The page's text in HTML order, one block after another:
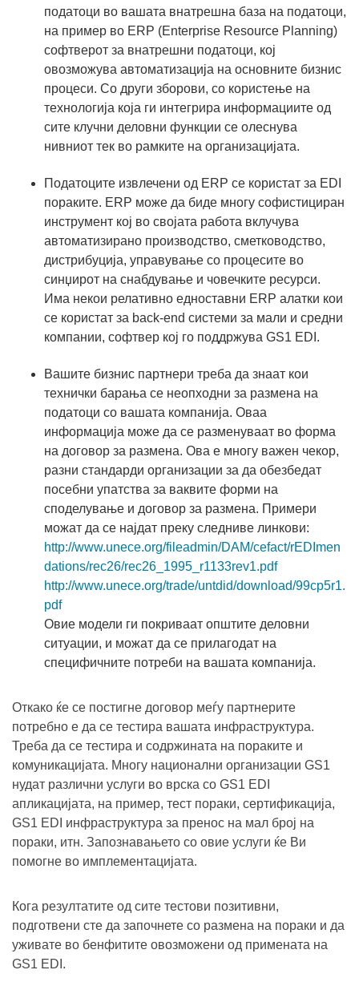
податоци во вашата внатрешна база на податоци,
на пример во ERP (Enterprise Resource Planning)
софтверот за внатрешни податоци, кој
овозможува автоматизација на основните бизнис
процеси. Со други зборови, со користење на
технологија која ги интегрира информациите од
сите клучни деловни функции се олеснува
нивниот тек во рамките на организацијата.
Податоците извлечени од ERP се користат за EDI
пораките. ERP може да биде многу софистициран
инструмент кој во својата работа вклучува
автоматизирано производство, сметководство,
дистрибуција, управување со процесите во
синџирот на снабдување и човечките ресурси.
Има некои релативно едноставни ERP алатки кои
се користат за back-end системи за мали и средни
компании, софтвер кој го поддржува GS1 EDI.
Вашите бизнис партнери треба да знаат кои
технички барања се неопходни за размена на
податоци со вашата компанија. Оваа
информација може да се разменуваат во форма
на договор за размена. Ова е многу важен чекор,
разни стандарди организации за да обезбедат
посебни упатства за ваквите форми на
споделување и договор за размена. Примери
можат да се најдат преку следниве линкови:
http://www.unece.org/fileadmin/DAM/cefact/rEDImen
dations/rec26/rec26_1995_r1133rev1.pdf
http://www.unece.org/trade/untdid/download/99cp5r1.
pdf
Овие модели ги покриваат општите деловни
ситуации, и можат да се прилагодат на
специфичните потреби на вашата компанија.
Откако ќе се постигне договор меѓу партнерите
потребно е да се тестира вашата инфраструктура.
Треба да се тестира и содржината на пораките и
комуникацијата. Многу национални организации GS1
нудат различни услуги во врска со GS1 EDI
апликацијата, на пример, тест пораки, сертификација,
GS1 EDI инфраструктура за пренос на мал број на
пораки, итн. Запознавањето со овие услуги ќе Ви
помогне во имплементацијата.
Кога резултатите од сите тестови позитивни,
подготвени сте да започнете со размена на пораки и да
уживате во бенфитите овозможени од примената на
GS1 EDI.